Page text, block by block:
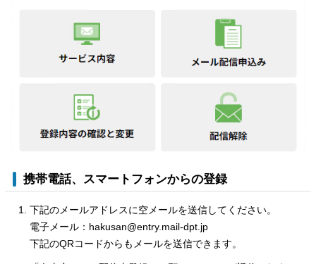
携帯電話、スマートフォンからの登録
下記のメールアドレスに空メールを送信してください。
電子メール：hakusan@entry.mail-dpt.jp
下記のQRコードからもメールを送信できます。